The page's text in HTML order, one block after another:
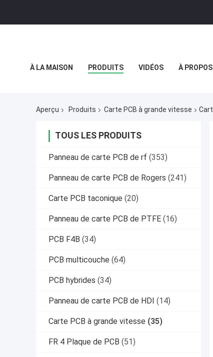
À LA MAISON PRODUITS VIDÉOS À
Aperçu Produits Carte PCB à grande vitesse
TOUS LES PRODUITS
Panneau de carte PCB de rf (353)
Panneau de carte PCB de Rogers (241)
Carte PCB taconique (20)
Panneau de carte PCB de PTFE (16)
PCB F4B (34)
PCB multicouche (64)
PCB hybrides (34)
Panneau de carte PCB de HDI (14)
Carte PCB à grande vitesse (35)
FR 4 Plaque de PCB (51)